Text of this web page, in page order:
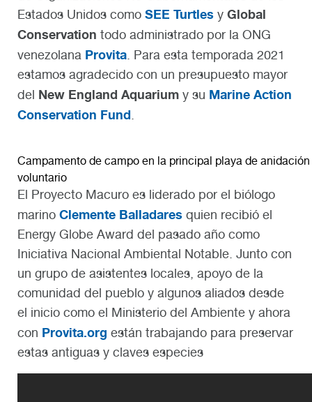
Estados Unidos como SEE Turtles y Global
Conservation todo administrado por la ONG
venezolana Provita . Para esta temporada 2021
estamos agradecido con un presupuesto mayor
del New England Aquarium y su Marine Action
Conservation Fund
Campamento de campo en la principal playa de
voluntario
El Proyecto Macuro es liderado por el biólogo
marino Clemente Balladares quien recibió el
Energy Globe Award del pasado año como
Iniciativa Nacional Ambiental Notable. Junto con
un grupo de asistentes locales, apoyo de la
comunidad del pueblo y algunos aliados desde
el inicio como el Ministerio del Ambiente y ahora
con Provita.org están trabajando para preservar
estas antiguas y claves especies